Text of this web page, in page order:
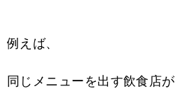
例えば、
同じメニューを出す飲食店が